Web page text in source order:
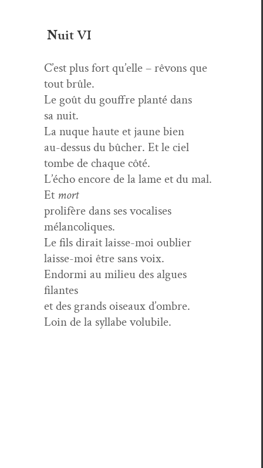
Nuit VI
C’est plus fort qu’elle – rêvons que
tout brûle.
Le goût du gouf­fre plan­té dans
sa nuit.
La nuque haute et jaune bien
au-dessus du bûch­er. Et le ciel
tombe de chaque côté.
L’écho encore de la lame et du mal.
Et mort
pro­lifère dans ses vocalis­es
mélancoliques.
Le fils dirait laisse-moi oubli­er
laisse-moi être sans voix.
Endor­mi au milieu des algues
filantes
et des grands oiseaux d’ombre.
Loin de la syl­labe volubile.